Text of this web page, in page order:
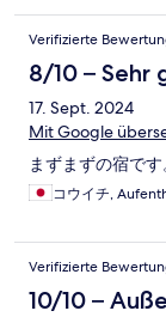
very sweet
memorable
Verifizierte
8/10 – Sehr
17. Sept. 2024
Mit Google
まずまずの宿です
コウイチ,
Verifizierte
10/10 –